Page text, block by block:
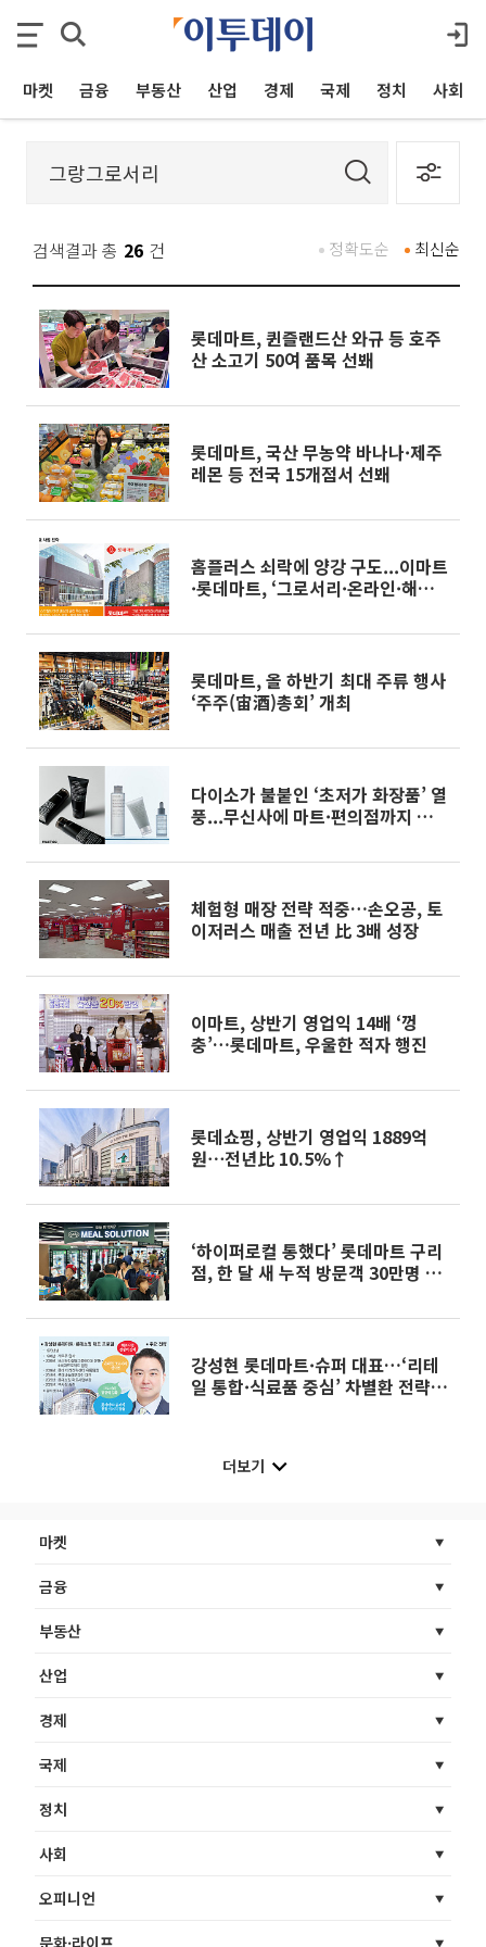
마켓 금융 부동산 산업 경제 국제 정치 사회
검색결과 총 26 건 최신순
정확도순
롯데마트, 퀸즐랜드산 와규 등 호주
산 소고기 50여 품목 선봬
롯데마트, 국산 무농약 바나나·제주
레몬 등 전국 15개점서 선봬
홈플러스 쇠락에 양강 구도...이마트
·롯데마트, ‘그로서리·온라인·해외
롯데마트, 올 하반기 최대 주류 행사
‘주주(宙酒)총회’ 개최
다이소가 불붙인 ‘초저가 화장품’ 열
풍...무신사에 마트·편의점까지 과
체험형 매장 전략 적중…손오공, 토
이저러스 매출 전년 比 3배 성장
이마트, 상반기 영업익 14배 ‘껑
충’…롯데마트, 우울한 적자 행진
롯데쇼핑, 상반기 영업익 1889억
원⋯전년比 10.5%↑
‘하이퍼로컬 통했다’ 롯데마트 구리
점, 한 달 새 누적 방문객 30만명 돌
강성현 롯데마트·슈퍼 대표…‘리테
일 통합·식료품 중심’ 차별환 전략
더보기
마켓
금융
부동산
산업
경제
국제
정치
사회
오피니언
문화·라이프